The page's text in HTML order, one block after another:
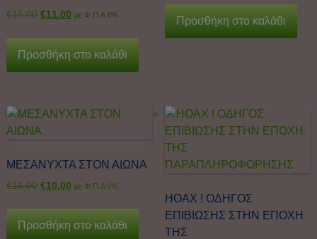
€15.00 €11.00 με Φ.Π.Α 6%.
Προσθήκη στο καλάθι
Προσθήκη στο καλάθι
ΜΕΣΑΝΥΧΤΑ ΣΤΟΝ ΑΙΩΝΑ
€15.00 €10.00 με Φ.Π.Α 6%.
Προσθήκη στο καλάθι
HOAX ! ΟΔΗΓΟΣ
ΕΠΙΒΙΩΣΗΣ ΣΤΗΝ ΕΠΟΧΗ
ΤΗΣ